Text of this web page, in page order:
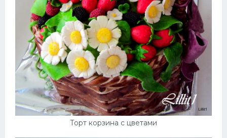
Торт корзина с цветами